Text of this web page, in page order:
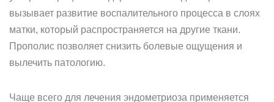
вызывает развитие воспалительного процесса в слоях
матки, который распространяется на другие ткани.
Прополис позволяет снизить болевые ощущения и
вылечить патологию.
Чаще всего для лечения эндометриоза применяется